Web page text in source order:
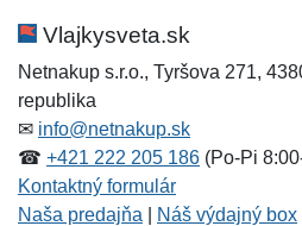
Hodnotenie:
Meno:*
Meno:
E-mail:*
Vlajkysveta.sk
Netnakup s.r.o., Tyršova 271,
republika
✉ info@netnakup.sk
☎ +421 222 205 186 (Po-Pi
Kontaktný formulár
Naša predajňa
Náš výdajný box